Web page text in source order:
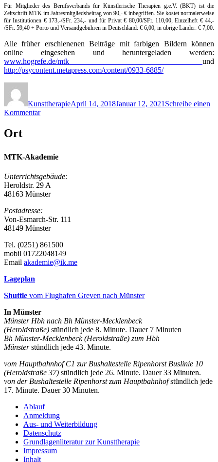
Für Mitglieder des Berufsverbands für Künstlerische Therapien g.e.V. (BKT) ist die
Zeitschrift MTK im Jahresmitgliedsbeitrag von 90,- € inbegriffen. Sie kostet normalerweise
für Institutionen € 173,-/SFr. 234,- und für Privat € 80,00/SFr. 110,00, Einzelheft € 44,-
/SFr. 59,40 + Porto und Versandgebühren in Deutschland: € 6,00, in übrige Länder: € 7,00.
Alle früher erschienenen Beiträge mit farbigen Bildern können
online eingesehen und heruntergeladen werden:
www.hogrefe.de/mtk und
http://psycontent.metapress.com/content/0933-6885/
KunsttherapieApril 14, 2018Januar 12, 2021 Schreibe einen
Kommentarzu
Ort
MTK-Akademie
Unterrichtsgebäude:
Heroldstr. 29 A
48163 Münster
Postadresse:
Von-Esmarch-Str. 111
48149 Münster
Tel. (0251) 861500
mobil 01722048149
Email akademie@ik.me
Lageplan
Shuttle vom Flughafen Greven nach Münster
In Münster
Münster Hbh nach Bh Münster-Mecklenbeck
(Heroldstraße) stündlich jede 8. Minute. Dauer 7 Minuten
Bh Münster-Mecklenbeck (Heroldstraße) zum Hbh
Münsterstündlich jede 43. Minute.
vom Hauptbahnhof C1 zur Bushaltestelle Ripenhorst Buslinie 10
(Heroldstraße 37) stündlich jede 26. Minute. Dauer 33 Minuten.
von der Bushaltestelle Ripenhorst zum Hauptbahnhofstündlich jede
17. Minute. Dauer 30 Minuten.
Ablauf
Anmeldung
Aus- und Weiterbildung
Datenschutz
Grundlagenliteratur zur Kunsttherapie
Impressum
Inhalt